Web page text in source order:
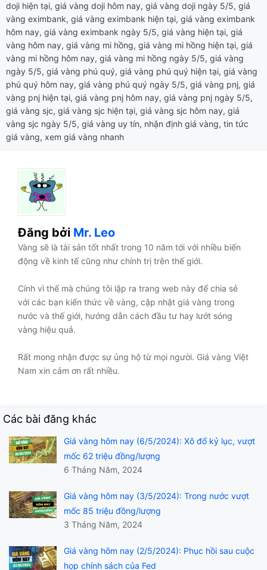
doji hiện tại, giá vàng doji hôm nay, giá vàng doji ngày 5/5, giá
vàng eximbank, giá vàng eximbank hiện tại, giá vàng eximbank
hôm nay, giá vàng eximbank ngày 5/5, giá vàng hiện tại, giá
vàng hôm nay, giá vàng mi hồng, giá vàng mi hồng hiện tại, giá
vàng mi hồng hôm nay, giá vàng mi hồng ngày 5/5, giá vàng
ngày 5/5, giá vàng phú quý, giá vàng phú quý hiện tại, giá vàng
phú quý hôm nay, giá vàng phú quý ngày 5/5, giá vàng pnj, giá
vàng pnj hiện tại, giá vàng pnj hôm nay, giá vàng pnj ngày 5/5,
giá vàng sjc, giá vàng sjc hiện tại, giá vàng sjc hôm nay, giá
vàng sjc ngày 5/5, giá vàng uy tín, nhận định giá vàng, tin tức
giá vàng, xem giá vàng nhanh
Đăng bởi Mr. Leo
Vàng sẽ là tài sản tốt nhất trong 10 năm tới với nhiều biến
động về kinh tế cũng như chính trị trên thế giới.
Cính vì thế mà chúng tôi lập ra trang web này để chia sẻ
với các bạn kiến thức về vàng, cập nhật giá vàng trong
nước và thế giới, hướng dẫn cách đầu tư hay lướt sóng
vàng hiệu quả.
Rất mong nhận được sự ủng hộ từ mọi người. Giá vàng Việt
Nam xin cảm ơn rất nhiều.
Các bài đăng khác
Giá vàng hôm nay (6/5/2024): Xô đổ kỷ lục, vượt
mốc 62 triệu đồng/lượng
6 Tháng Năm, 2024
Giá vàng hôm nay (3/5/2024): Trong nước vượt
mốc 85 triệu đồng/lượng
3 Tháng Năm, 2024
Giá vàng hôm nay (2/5/2024): Phục hồi sau cuộc
họp chính sách của Fed